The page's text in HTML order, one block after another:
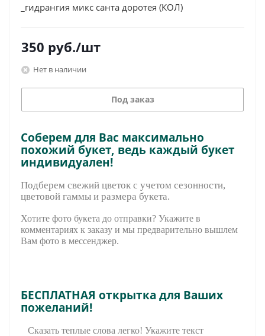
_гидрангия микс санта доротея (КОЛ)
350 руб./шт
Нет в наличии
Под заказ
Соберем для Вас максимально
похожий букет, ведь каждый букет
индивидуален!
Подберем свежий цветок с учетом сезонности,
цветовой гаммы и размера букета.
Хотите фото букета до отправки? Укажите в
комментариях к заказу и мы предварительно вышлем
Вам фото в мессенджер.
БЕСПЛАТНАЯ открытка для Ваших
пожеланий!
Сказать теплые слова легко! Укажите текст